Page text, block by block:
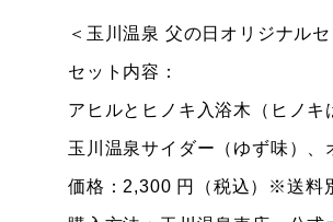
＜玉川温泉 父の日オリジナルセ
セット内容：
アヒルとヒノキ入浴木（ヒノキ
玉川温泉サイダー（ゆず味）
価格：2,300 円（税込）※送料